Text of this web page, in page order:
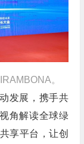
。
发展，携手共
角解读全球绿
享平台，让创